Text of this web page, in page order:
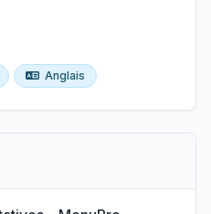
Anglais